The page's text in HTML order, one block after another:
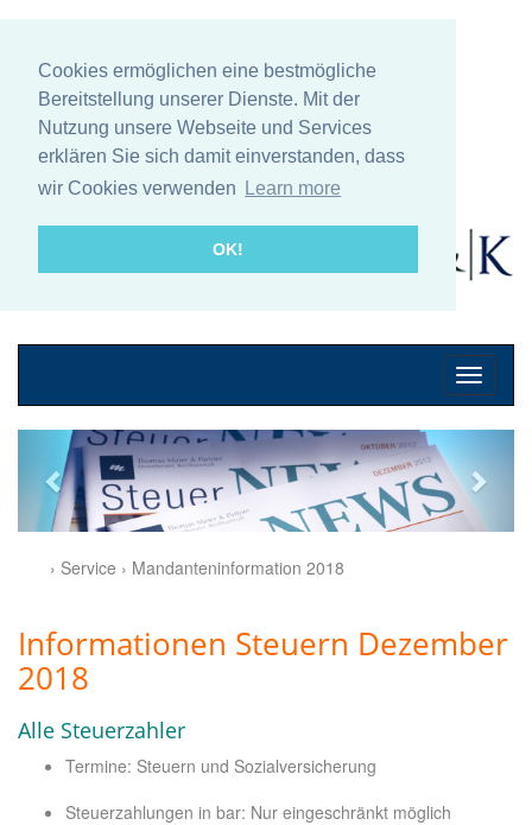
Cookies ermöglichen eine bestmögliche
Bereitstellung unserer Dienste. Mit der
Nutzung unsere Webseite und Services
erklären Sie sich damit einverstanden, dass
wir Cookies verwenden
Learn more
OK!
Mobile
› Service › Mandanteninformation 2018
Informationen Steuern Dezember
2018
Alle Steuerzahler
Termine: Steuern und Sozialversicherung
Steuerzahlungen in bar: Nur eingeschränkt möglich